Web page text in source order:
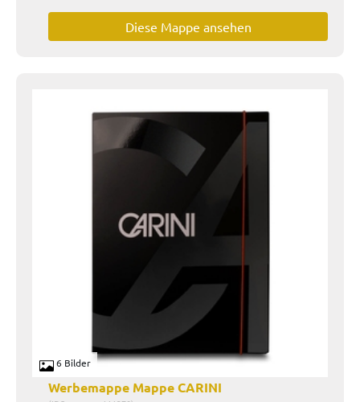
Diese Mappe ansehen
6 Bilder
Werbemappe Mappe CARINI